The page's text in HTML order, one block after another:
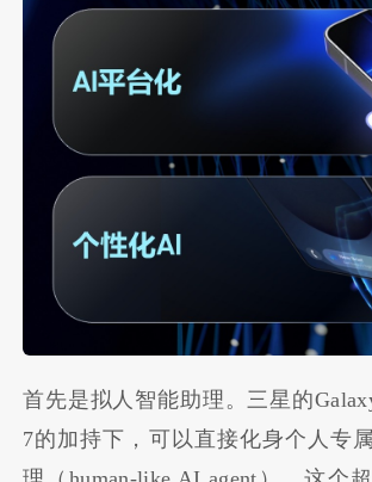
首先是拟人智能助理。三星的
7的加持下，可以直接化身个人专